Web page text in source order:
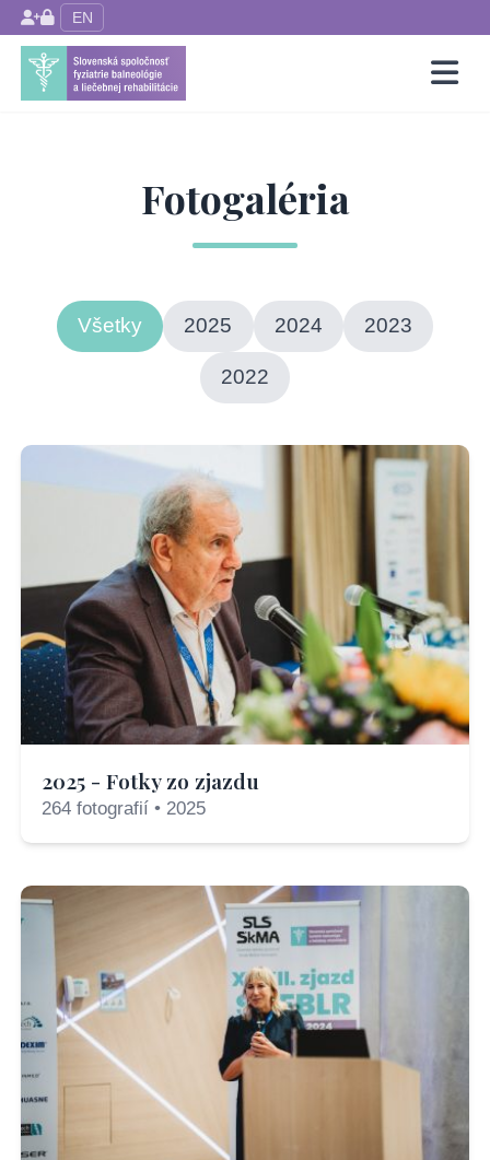
EN
Fotogaléria
Všetky 2025 2024 2023
2022
2025 - Fotky zo zjazdu
264 fotografií • 2025